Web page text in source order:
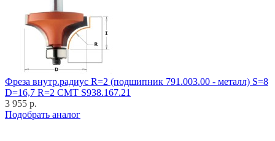
Фреза внутр.радиус R=2 (подшипник 791.003.00 - металл) S=8
D=16,7 R=2 CMT S938.167.21
3 955 р.
Подобрать аналог